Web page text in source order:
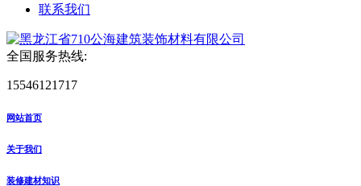
联系我们
全国服务热线:
15546121717
网站首页
关于我们
装修建材知识